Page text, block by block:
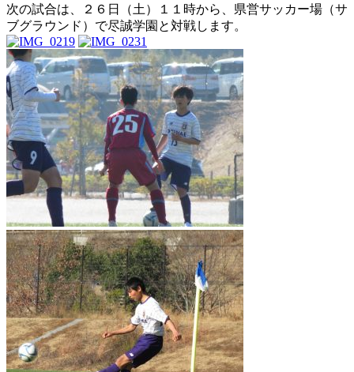
次の試合は、２６日（土）１１時から、県営サッカー場（サ
ブグラウンド）で尽誠学園と対戦します。